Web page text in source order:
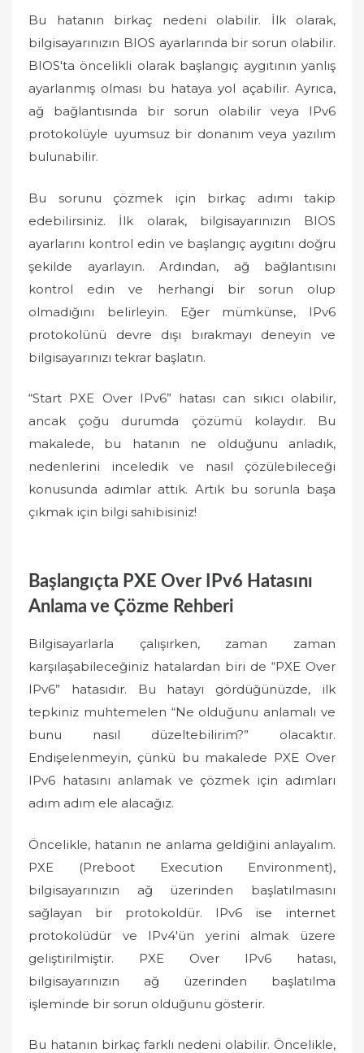
Bu hatanın birkaç nedeni olabilir. İlk olarak,
bilgisayarınızın BIOS ayarlarında bir sorun olabilir.
BIOS'ta öncelikli olarak başlangıç aygıtının yanlış
ayarlanmış olması bu hataya yol açabilir. Ayrıca,
ağ bağlantısında bir sorun olabilir veya IPv6
protokolüyle uyumsuz bir donanım veya yazılım
bulunabilir.
Bu sorunu çözmek için birkaç adımı takip
edebilirsiniz. İlk olarak, bilgisayarınızın BIOS
ayarlarını kontrol edin ve başlangıç aygıtını doğru
şekilde ayarlayın. Ardından, ağ bağlantısını
kontrol edin ve herhangi bir sorun olup
olmadığını belirleyin. Eğer mümkünse, IPv6
protokolünü devre dışı bırakmayı deneyin ve
bilgisayarınızı tekrar başlatın.
“Start PXE Over IPv6” hatası can sıkıcı olabilir,
ancak çoğu durumda çözümü kolaydır. Bu
makalede, bu hatanın ne olduğunu anladık,
nedenlerini inceledik ve nasıl çözülebileceği
konusunda adımlar attık. Artık bu sorunla başa
çıkmak için bilgi sahibisiniz!
Başlangıçta PXE Over IPv6 Hatasını
Anlama ve Çözme Rehberi
Bilgisayarlarla çalışırken, zaman zaman
karşılaşabileceğiniz hatalardan biri de “PXE Over
IPv6” hatasıdır. Bu hatayı gördüğünüzde, ilk
tepkiniz muhtemelen “Ne olduğunu anlamalı ve
bunu nasıl düzeltebilirim?” olacaktır.
Endişelenmeyin, çünkü bu makalede PXE Over
IPv6 hatasını anlamak ve çözmek için adımları
adım adım ele alacağız.
Öncelikle, hatanın ne anlama geldiğini anlayalım.
PXE (Preboot Execution Environment),
bilgisayarınızın ağ üzerinden başlatılmasını
sağlayan bir protokoldür. IPv6 ise internet
protokolüdür ve IPv4'ün yerini almak üzere
geliştirilmiştir. PXE Over IPv6 hatası,
bilgisayarınızın ağ üzerinden başlatılma
işleminde bir sorun olduğunu gösterir.
Bu hatanın birkaç farklı nedeni olabilir. Öncelikle,